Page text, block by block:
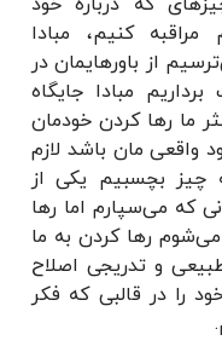
کنیم، مبادا
از باورهایمان در
مبادا جایگاه
ما رها کردن خودمان
واقعی مان باشد لازم
بچسبیم یکی از
که می‌سپارم اما رها
رها کردن به ما
و تدریجی اصلاح
را در قالبی که فکر